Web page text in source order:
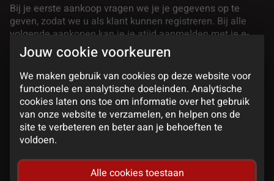
Bij je eerste aankoop vragen we je je gegevens op te
geven, zodat we u als klant kunnen registreren. Bij alle
volgende aankopen kan je je atijd aanmelden met je e-
mailadres of gebruikersnaam en paswoord. Zo heb je een
eigen account en moet je niet steeds alle gegevens terug
invullen. Je wachtwoord kan je zelf kiezen.
Wat als ik mijn wachtwoord vergeten
ben?
Ga naar Wachtwoord vergetenwaar je je e-mailadres kan
ingeven. Je ontvangt per e-mail instructies om je
wachtwoord te resetten.
Jouw cookie voorkeuren
We maken gebruik van cookies op deze website voor
functionele en analytische doeleinden. Analytische
cookies laten ons toe om informatie over het gebruik
van onze website te verzamelen, en helpen ons de
site te verbeteren en beter aan je behoeften te
voldoen.
Alle cookies toestaan